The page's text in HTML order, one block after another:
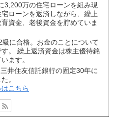
3,200万の住宅ローンを組み現
ローンを返済しながら、繰上
資金、老後資金を貯めていま
級に合格。お金のことについて
す。 繰上返済資金は株主優待銘
ます。
井住友信託銀行の固定30年に
。
こちら